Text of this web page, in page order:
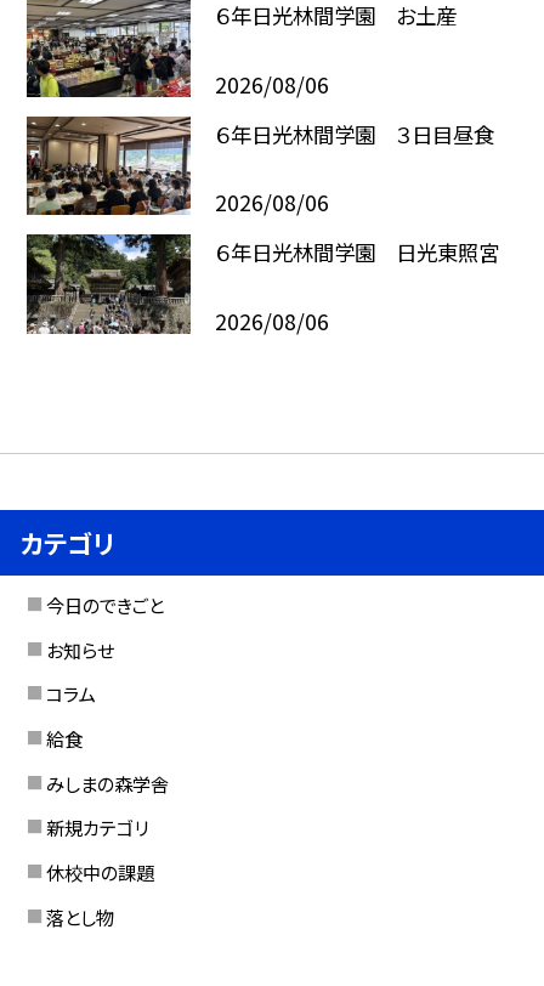
６年日光林間学園 お土産
2026/08/06
６年日光林間学園 ３日目昼食
2026/08/06
６年日光林間学園 日光東照宮
2026/08/06
カテゴリ
今日のできごと
お知らせ
コラム
給食
みしまの森学舎
新規カテゴリ
休校中の課題
落とし物